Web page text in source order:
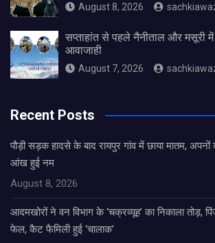
August 8, 2026
सप्ताहांत से पहले नैनीताल और मसूरी में
आवाजाही
August 7, 2026
Recent Posts
पौड़ी सड़क हादसे के बाद रायपुर गांव में छाया मातम,
आंख हुई नम
August 8, 2026
आदमखोरों ने वन विभाग के ‘चक्रव्यूह’ का निकाला तोड़,
फेल, कैट फैमिली हुई ‘चालाक’